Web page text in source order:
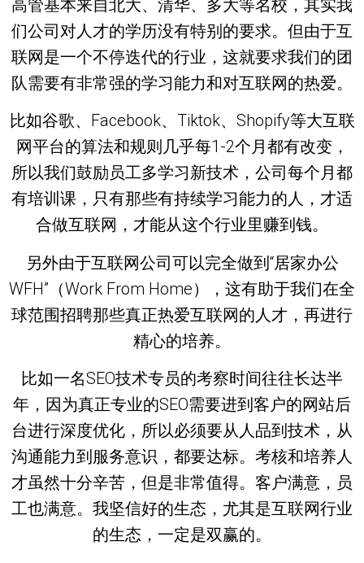
高管基本来自北大、清华、多大等名校，其实我
们公司对人才的学历没有特别的要求。但由于互
联网是一个不停迭代的行业，这就要求我们的团
队需要有非常强的学习能力和对互联网的热爱。
比如谷歌、Facebook、Tiktok、Shopify等大互联
网平台的算法和规则几乎每1-2个月都有改变，
所以我们鼓励员工多学习新技术，公司每个月都
有培训课，只有那些有持续学习能力的人，才适
合做互联网，才能从这个行业里赚到钱。
另外由于互联网公司可以完全做到“居家办公
WFH”（Work From Home），这有助于我们在全
球范围招聘那些真正热爱互联网的人才，再进行
精心的培养。
比如一名SEO技术专员的考察时间往往长达半
年，因为真正专业的SEO需要进到客户的网站后
台进行深度优化，所以必须要从人品到技术，从
沟通能力到服务意识，都要达标。考核和培养人
才虽然十分辛苦，但是非常值得。客户满意，员
工也满意。我坚信好的生态，尤其是互联网行业
的生态，一定是双赢的。